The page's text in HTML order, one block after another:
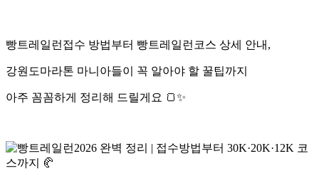
빵트레일런접수 방법부터 빵트레일런코스 상세 안내,
강원도마라톤 마니아들이 꼭 알아야 할 꿀팁까지
아주 꼼꼼하게 정리해 드릴게요 🍞✨